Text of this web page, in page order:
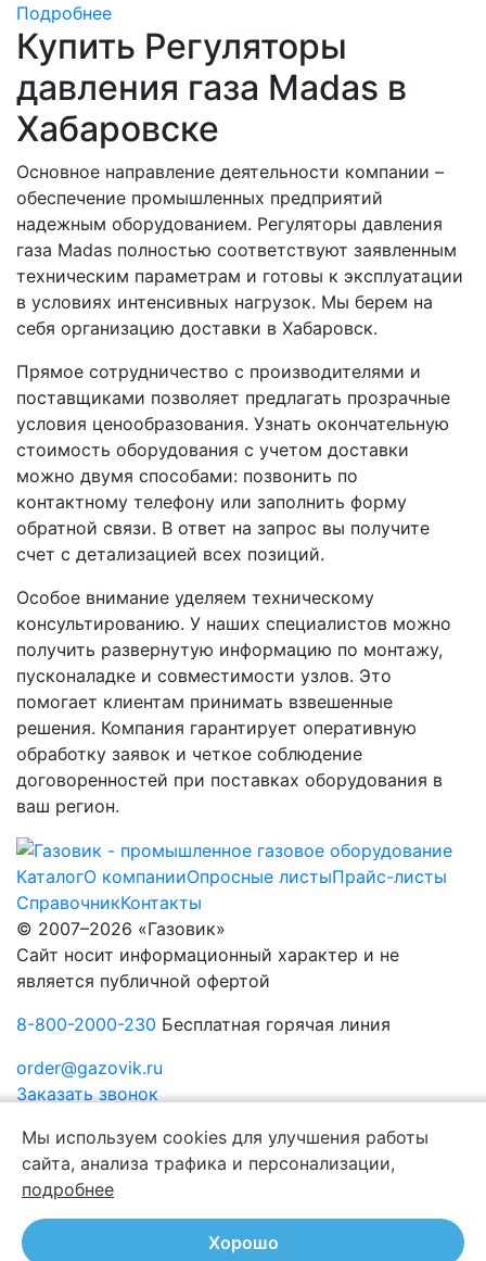
Подробнее
Купить Регуляторы
давления газа Madas в
Хабаровске
Основное направление деятельности компании –
обеспечение промышленных предприятий
надежным оборудованием. Регуляторы давления
газа Madas полностью соответствуют заявленным
техническим параметрам и готовы к эксплуатации
в условиях интенсивных нагрузок. Мы берем на
себя организацию доставки в Хабаровск.
Прямое сотрудничество с производителями и
поставщиками позволяет предлагать прозрачные
условия ценообразования. Узнать окончательную
стоимость оборудования с учетом доставки
можно двумя способами: позвонить по
контактному телефону или заполнить форму
обратной связи. В ответ на запрос вы получите
счет с детализацией всех позиций.
Особое внимание уделяем техническому
консультированию. У наших специалистов можно
получить развернутую информацию по монтажу,
пусконаладке и совместимости узлов. Это
помогает клиентам принимать взвешенные
решения. Компания гарантирует оперативную
обработку заявок и четкое соблюдение
договоренностей при поставках оборудования в
ваш регион.
КаталогО компанииОпросные листыПрайс-листы
СправочникКонтакты
© 2007–2026 «Газовик»
Сайт носит информационный характер и не
является публичной офертой
8-800-2000-230 Бесплатная горячая линия
order@gazovik.ru
Заказать звонок
Мы используем cookies для улучшения работы
сайта, анализа трафика и персонализации,
подробнее
Хорошо